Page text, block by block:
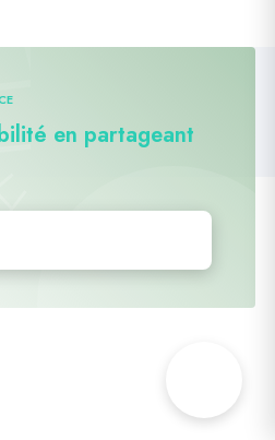
en partageant